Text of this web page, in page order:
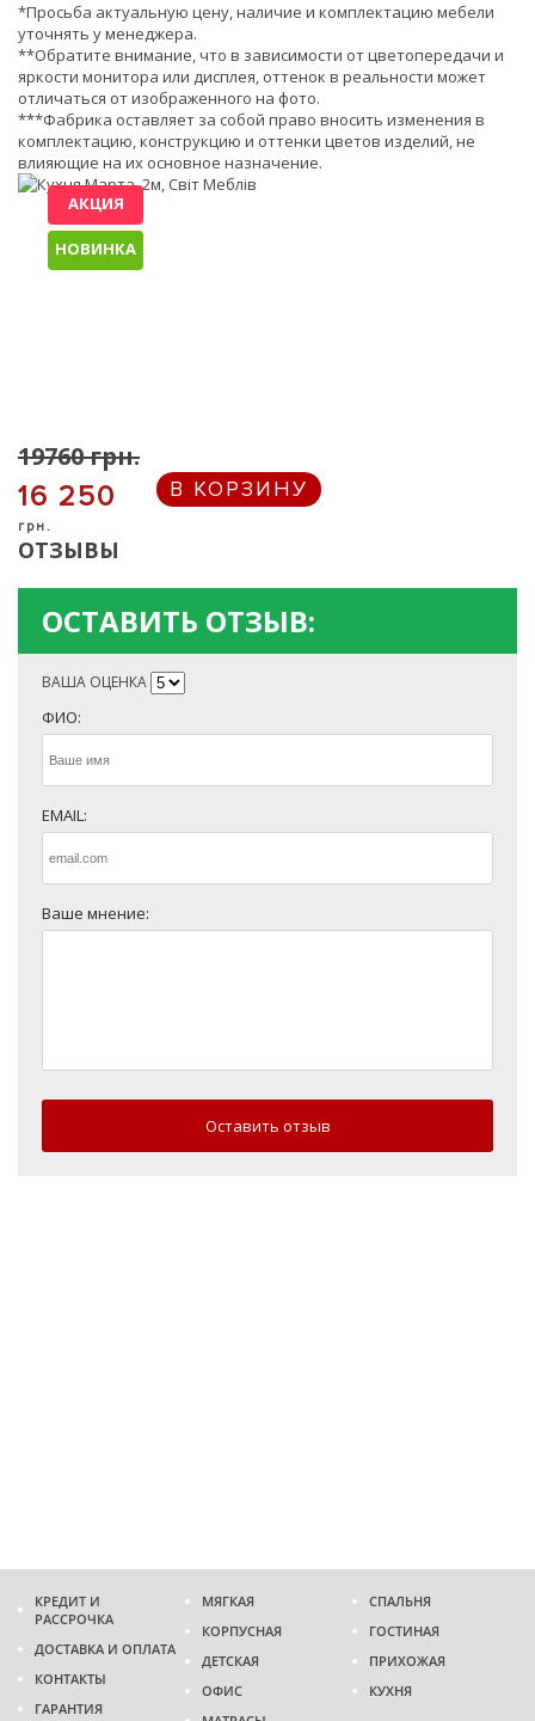
*Просьба актуальную цену, наличие и комплектацию мебели
уточнять у менеджера.
**Обратите внимание, что в зависимости от цветопередачи и
яркости монитора или дисплея, оттенок в реальности может
отличаться от изображенного на фото.
***Фабрика оставляет за собой право вносить изменения в
комплектацию, конструкцию и оттенки цветов изделий, не
влияющие на их основное назначение.
АКЦИЯ
НОВИНКА
19760грн.
16 250
грн.
В КОРЗИНУ
ОТЗЫВЫ
ОСТАВИТЬ ОТЗЫВ:
ВАША ОЦЕНКА
ФИО:
EMAIL:
Ваше мнение:
Оставить отзыв
КРЕДИТ И
РАССРОЧКА
ДОСТАВКА И ОПЛАТА
КОНТАКТЫ
ГАРАНТИЯ
МЯГКАЯ
КОРПУСНАЯ
ДЕТСКАЯ
ОФИС
СПАЛЬНЯ
ГОСТИНАЯ
ПРИХОЖАЯ
КУХНЯ